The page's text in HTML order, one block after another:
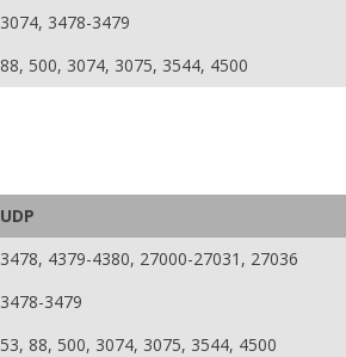
3074, 3478-3479
88, 500, 3074, 3075, 3544, 4500
UDP
3478, 4379-4380, 27000-27031, 27036
3478-3479
53, 88, 500, 3074, 3075, 3544, 4500